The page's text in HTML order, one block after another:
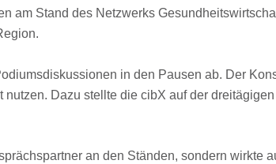
am Stand des Netzwerks
in den Pausen ab. Der
Dazu stellte die cibX auf der
an den Ständen, sondern wirkte